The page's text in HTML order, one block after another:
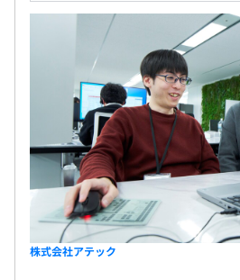
各種社会保険完備
無期雇用
株式会社アテック